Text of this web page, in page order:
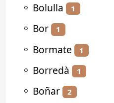
⚬ Bolulla 1
⚬ Bor 1
⚬ Bormate 1
⚬ Borredà 1
⚬ Boñar 2